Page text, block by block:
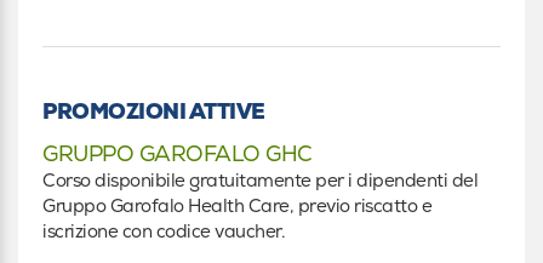
Infermiere pediatrico
Infermiere pediatrico
Ostetrica/o
Ostetrica/o
PROMOZIONI ATTIVE
GRUPPO GAROFALO GHC
Corso disponibile gratuitamente per i dipendenti del
Gruppo Garofalo Health Care, previo riscatto e
iscrizione con codice vaucher.